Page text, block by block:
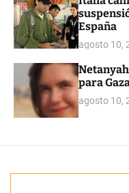
España
agosto 10,
para
agosto 10,